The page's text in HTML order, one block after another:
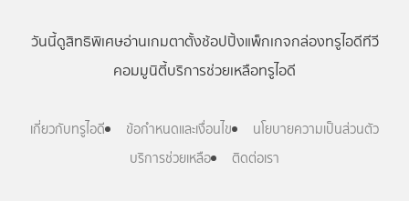
วันนี้ดูสิทธิพิเศษอ่านเกมตาตั้งช้อปปิ้งแพ็กเกจกล่องทรูไอดีทีวี
คอมมูนิตี้บริการช่วยเหลือทรูไอดี
เกี่ยวกับทรูไอดี ข้อกำหนดและเงื่อนไข
นโยบายความเป็นส่วนตัว
บริการช่วยเหลือ
ติดต่อเรา